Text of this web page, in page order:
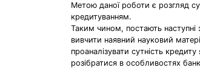
Метою даної роботи є розгляд
кредитуванням.
Таким чином, постають наступні
вивчити наявний науковий
проаналізувати сутність кредиту
розібратися в особливостях